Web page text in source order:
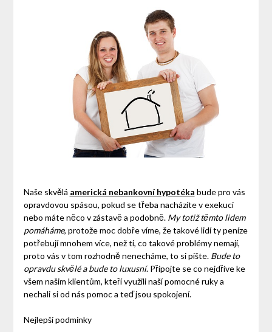
Naše skvělá americká nebankovní hypotéka bude pro vás
opravdovou spásou, pokud se třeba nacházíte v exekuci
nebo máte něco v zástavě a podobně. My totiž těmto lidem
pomáháme, protože moc dobře víme, že takové lidí ty peníze
potřebují mnohem více, než ti, co takové problémy nemají,
proto vás v tom rozhodně nenecháme, to si pište. Bude to
opravdu skvělé a bude to luxusní. Připojte se co nejdříve ke
všem našim klientům, kteří využili naší pomocné ruky a
nechali si od nás pomoc a teď jsou spokojení.
Nejlepší podmínky